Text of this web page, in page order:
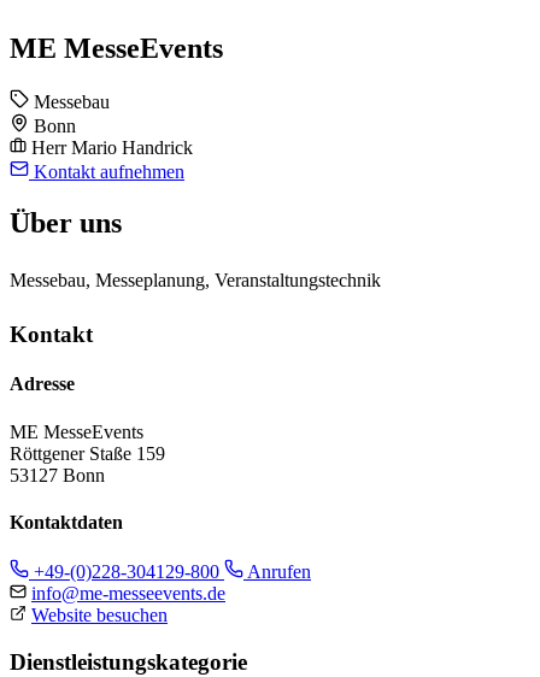
ME MesseEvents
Messebau
Bonn
Herr Mario Handrick
Kontakt aufnehmen
Über uns
Messebau, Messeplanung, Veranstaltungstechnik
Kontakt
Adresse
ME MesseEvents
Röttgener Staße 159
53127 Bonn
Kontaktdaten
+49-(0)228-304129-800
Anrufen
info@me-messeevents.de
Website besuchen
Dienstleistungskategorie